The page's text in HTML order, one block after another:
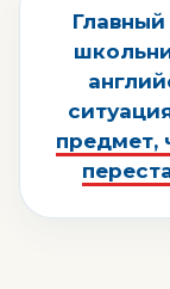
предмет,